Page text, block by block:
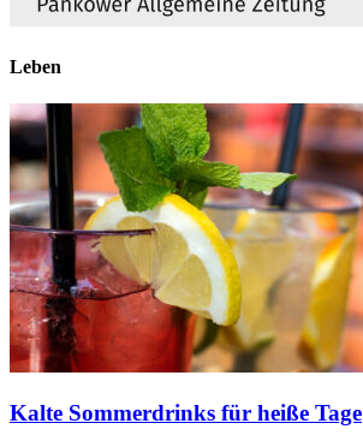
Leben
Kalte Sommerdrinks für heiße Tage